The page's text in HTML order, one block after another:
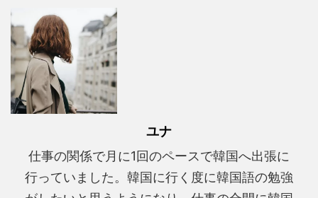
ユナ
仕事の関係で月に1回のペースで韓国へ出張に
行っていました。韓国に行く度に韓国語の勉強